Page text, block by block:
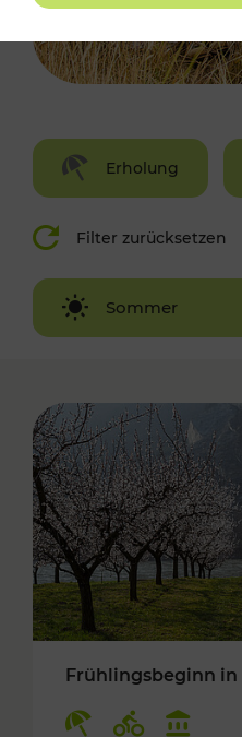
Erholung
Filter zurücksetzen
Sommer
Winter
Frühlingsbeginn in